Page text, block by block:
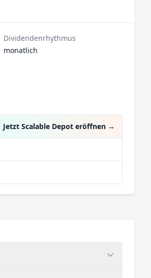
Dividendenrhythmus
monatlich
Jetzt Scalable Depot eröffnen →